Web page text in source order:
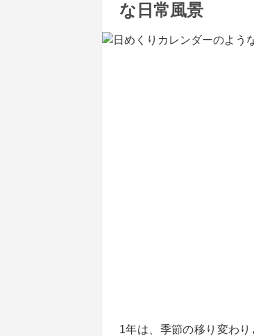
な日常風景
1年は、季節の移り変わ